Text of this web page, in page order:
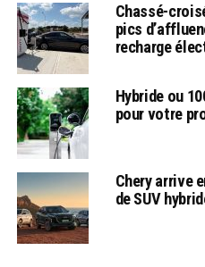
Chassé-
pics
recharge
Hybride ou
pour votre
Chery arrive
de SUV